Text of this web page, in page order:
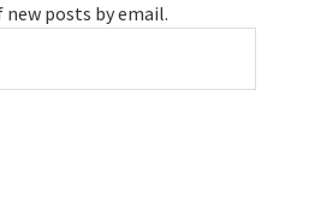
posts by email.